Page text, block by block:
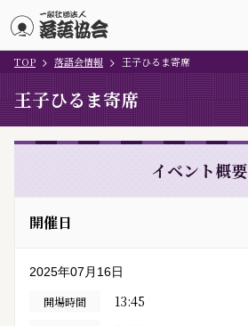
TOP 落語会情報 王子ひるま寄席
王子ひるま寄席
イベント概要
開催日
2025年07月16日
開場時間 13:45